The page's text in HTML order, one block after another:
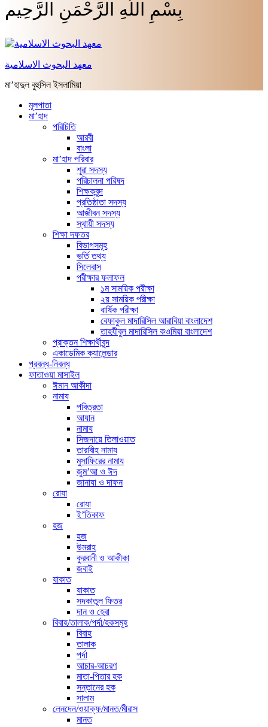
بِسْمِ اللَّهِ الرَّحْمَنِ الرَّحِيم
معهد البحوث الاسلامية
মা’হাদুল বুহুসিল ইসলামিয়া
মূলপাতা
মা’হাদ
পরিচিতি
আরবী
বাংলা
মা’হাদ পরিবার
শূরা সদস্য
পরিচালনা পরিষদ
শিক্ষকবৃন্দ
প্রতিষ্ঠাতা সদস্য
আজীবন সদস্য
স্থায়ী সদস্য
শিক্ষা দফতর
বিভাগসমূহ
ভর্তি তথ্য
সিলেবাস
পরীক্ষার ফলাফল
১ম সাময়িক পরীক্ষা
২য় সাময়িক পরীক্ষা
বার্ষিক পরীক্ষা
বেফাকুল মাদারিসিল আরাবিয়া বাংলাদেশ
তাহযীবুল মাদারিসিল কওমিয়া বাংলাদেশ
প্রাক্তন শিক্ষার্থীবৃন্দ
একাডেমিক ক্যালেন্ডার
প্রবন্ধ-নিবন্ধ
ফাতাওয়া মাসাইল
ঈমান আকীদা
নামায
পবিত্রতা
আযান
নামায
সিজদায়ে তিলাওয়াত
তারাবীহ নামায
মুসাফিরের নামায
জুম’আ ও ঈদ
জানাযা ও দাফন
রোযা
রোযা
ই’তিকাফ
হজ
হজ
উমরাহ
কুরবানী ও আকীকা
জবাই
যাকাত
যাকাত
সদকাতুল ফিতর
দান ও হেবা
বিবাহ/তালাক/পর্দা/হকসমূহ
বিবাহ
তালাক
পর্দা
আচার-আচরণ
মাতা-পিতার হক
সন্তানের হক
সালাম
লেনদেন/ওয়াক্ফ/মানত/মীরাস
মানত